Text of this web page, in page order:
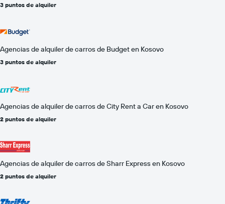
3 puntos de alquiler
Agencias de alquiler de carros de Budget en Kosovo
3 puntos de alquiler
Agencias de alquiler de carros de City Rent a Car en Kosovo
2 puntos de alquiler
Agencias de alquiler de carros de Sharr Express en Kosovo
2 puntos de alquiler